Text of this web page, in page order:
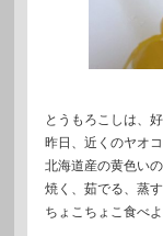
とうもろこしは、
昨日、近くのヤオ
北海道産の黄色い
焼く、茹でる、蒸
ちょこちょこ食べ